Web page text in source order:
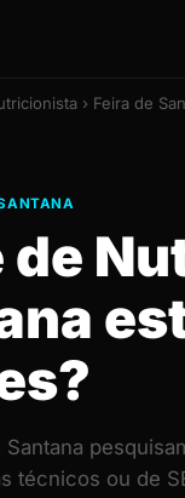
› Feira de
de
Santana
técnicos ou de